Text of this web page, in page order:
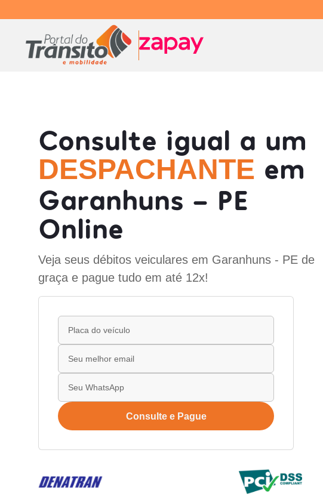
Consulte igual a um
DESPACHANTE em
Garanhuns - PE
Online
Veja seus débitos veiculares em Garanhuns - PE de
graça e pague tudo em até 12x!
Consulte e Pague